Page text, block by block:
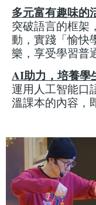
多元富有趣味的
突破語言的框架
動，實踐「愉快
樂，享受學習普
AI助力，培養學
運用人工智能口
溫課本的內容，